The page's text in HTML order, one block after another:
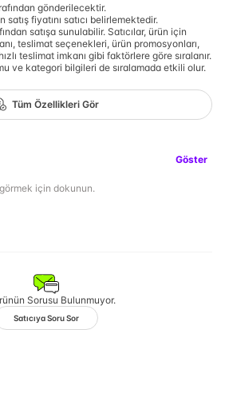
gönderilecektir.
fiyatını satıcı belirlemektedir.
satışa sunulabilir. Satıcılar, ürün için
teslimat seçenekleri, ürün promosyonları,
teslimat imkanı gibi faktörlere göre sıralanır.
ve kategori bilgileri de sıralamada etkili olur.
Tüm Özellikleri Gör
Göster
için dokunun.
Sorusu Bulunmuyor.
Satıcıya Soru Sor